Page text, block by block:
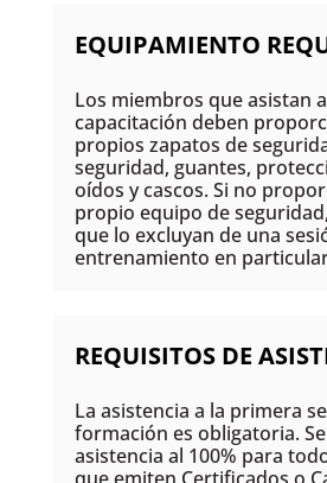
EQUIPAMIENTO
Los miembros que asistan
capacitación deben
propios zapatos de
seguridad, guantes,
oídos y cascos. Si no
propio equipo de
que lo excluyan de una
entrenamiento en
REQUISITOS DE
La asistencia a la primera
formación es obligatoria.
asistencia al 100% para